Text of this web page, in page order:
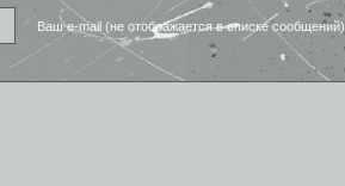
Ваш e-mail (не отображается в списке сообщений)